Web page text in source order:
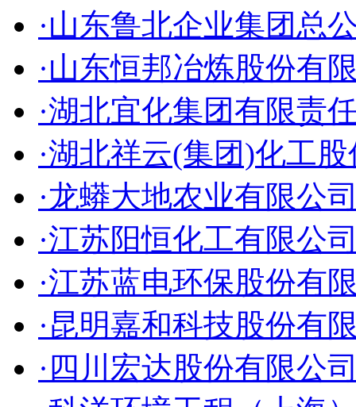
·山东鲁北企业集团总
·山东恒邦冶炼股份有
·湖北宜化集团有限责
·湖北祥云(集团)化工
·龙蟒大地农业有限公
·江苏阳恒化工有限公
·江苏蓝电环保股份有
·昆明嘉和科技股份有
·四川宏达股份有限公